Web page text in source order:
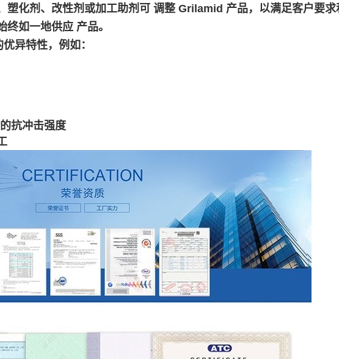
塑化剂、改性剂或加工助剂可 调整 Grilamid 产品，以满足客户要
如一地供应 产品。
异特性，例如：
抗冲击强度